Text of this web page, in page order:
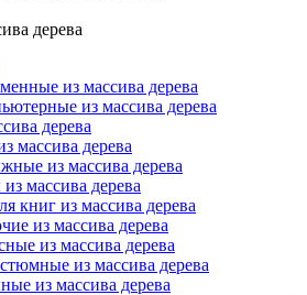
дерева
из массива дерева
из массива дерева
дерева
массива дерева
из массива дерева
массива дерева
книг из массива дерева
из массива дерева
из массива дерева
из массива дерева
из массива дерева